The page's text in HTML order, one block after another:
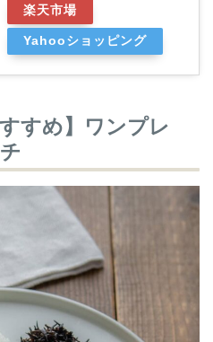
楽天市場
Yahooショッピング
すめ】ワンプレ